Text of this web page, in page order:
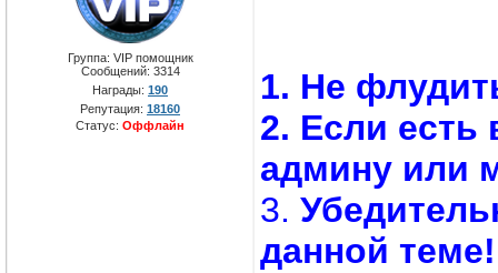
Группа: VIP помощник
Сообщений: 3314
Награды: 190
Репутация: 18160
Статус: Оффлайн
1. Не
2. Если есть
админу или
3.
данной теме!